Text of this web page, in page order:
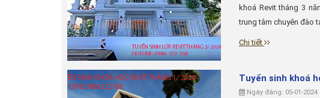
khoá Revit tháng 3
trung tâm chuyên đào
Chi tiết
Tuyển sinh khoá
Ngày đăng: 05-01-2024 |